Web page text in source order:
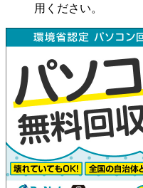
用ください。